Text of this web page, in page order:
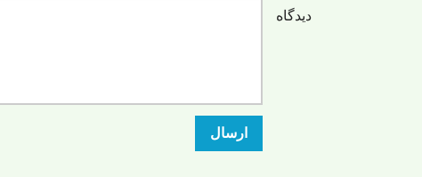
دیدگاه
ارسال